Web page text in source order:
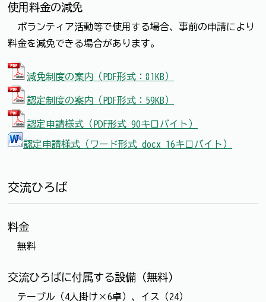
使用料金の減免
ボランティア活動等で使用する場合、事前の申請により
料金を減免できる場合があります。
減免制度の案内（PDF形式：81KB）
認定制度の案内（PDF形式：59KB）
認定申請様式（PDF形式 90キロバイト）
認定申請様式（ワード形式 docx 16キロバイト）
交流ひろば
料金
無料
交流ひろばに付属する設備（無料）
テーブル（4人掛け×6卓）、イス（24）